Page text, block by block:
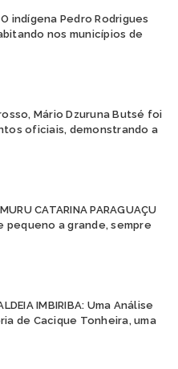
O indígena Pedro Rodrigues
nos municípios de
Mário Dzuruna Butsé foi
oficiais, demonstrando a
CATARINA PARAGUAÇU
pequeno a grande, sempre
IMBIRIBA: Uma Análise
de Cacique Tonheira, uma